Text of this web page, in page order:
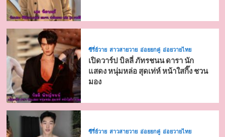
ซีรี่ย์วาย สาวสายวาย อ่อยยกคู่ อ่อยวายไทย
เปิดวาร์ป บิลลี่ ภัทรชนน ดารา นัก
แสดง หนุ่มหล่อ สุดเท่ห์ หน้าใสกิ๊ง ชวน
มอง
ซีรี่ย์วาย สาวสายวาย อ่อยยกคู่ อ่อยวายไทย